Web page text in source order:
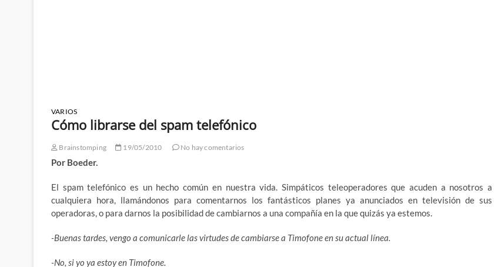
VARIOS
Cómo librarse del spam telefónico
Brainstomping 19/05/2010 No hay comentarios
Por Boeder.
El spam telefónico es un hecho común en nuestra vida. Simpáticos teleoperadores que acuden a nosotros a
cualquiera hora, llamándonos para comentarnos los fantásticos planes ya anunciados en televisión de sus
operadoras, o para darnos la posibilidad de cambiarnos a una compañía en la que quizás ya estemos.
-Buenas tardes, vengo a comunicarle las virtudes de cambiarse a Timofone en su actual línea.
-No, si yo ya estoy en Timofone.